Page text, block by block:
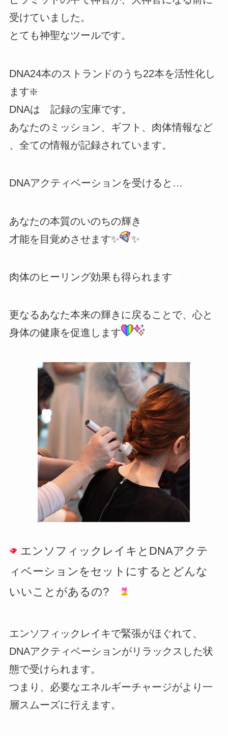
受けていました⁡。
とても神聖なツールです。
DNA24本のストランドのうち⁡22本を活性化し
ます⁡❇️
DNAは⁡ 記録の宝庫です⁡。
あなたのミッション⁡、ギフト、肉体情報など
⁡、全ての情報が記録されています⁡。
DNAアクティベーションを受けると⁡…
あなたの⁡本質のいのちの輝き⁡
才能を目覚めさせます⁡✨
✨
肉体のヒーリング効果も得られます⁡
更なるあなた本来の輝きに⁡戻ることで⁡、心と
身体の健康を促進します
エンソフィックレイキとDNAアクテ
ィベーションをセットにするとどんな
いいことがあるの?
エンソフィックレイキで緊張がほぐれて、
DNAアクティベーションがリラックスした状
態で受けられます。
つまり、必要なエネルギーチャージがより一
層スムーズに行えます。